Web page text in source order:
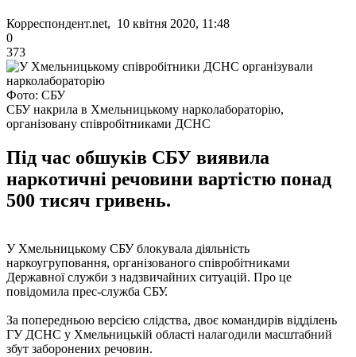
Корреспондент.net, 10 квітня 2020, 11:48
0
373
Фото: СБУ
СБУ накрила в Хмельницькому нарколабораторію,
організовану співробітниками ДСНС
Під час обшуків СБУ виявила
наркотичні речовини вартістю понад
500 тисяч гривень.
У Хмельницькому СБУ блокувала діяльність
наркоугруповання, організованого співробітниками
Державної служби з надзвичайних ситуацій. Про це
повідомила прес-служба СБУ.
За попередньою версією слідства, двоє командирів відділень
ГУ ДСНС у Хмельницькій області налагодили масштабний
збут заборонених речовин.